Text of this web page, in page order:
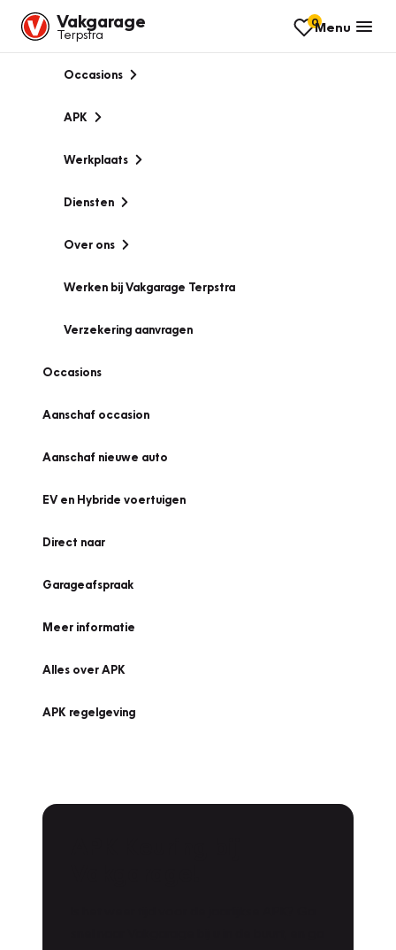
Vakgarage
Terpstra
0Menu
Occasions
APK
Werkplaats
Diensten
Over ons
Werken bij Vakgarage Terpstra
Verzekering aanvragen
Occasions
Aanschaf occasion
Aanschaf nieuwe auto
EV en Hybride voertuigen
Direct naar
Garageafspraak
Meer informatie
Alles over APK
APK regelgeving